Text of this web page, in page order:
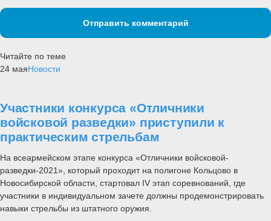
Отправить комментарий
Читайте по теме
24 маяНовости
Участники конкурса «Отличники
войсковой разведки» приступили к
практическим стрельбам
На всеармейском этапе конкурса «Отличники войсковой-
разведки-2021», который проходит на полигоне Кольцово в
Новосибирской области, стартовал IV этап соревнований, где
участники в индивидуальном зачете должны продемонстрировать
навыки стрельбы из штатного оружия.